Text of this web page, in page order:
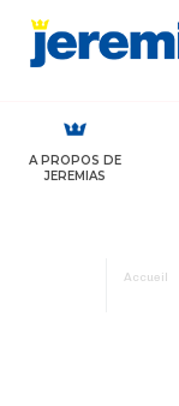
A PROPOS DE
JEREMIAS
Accueil